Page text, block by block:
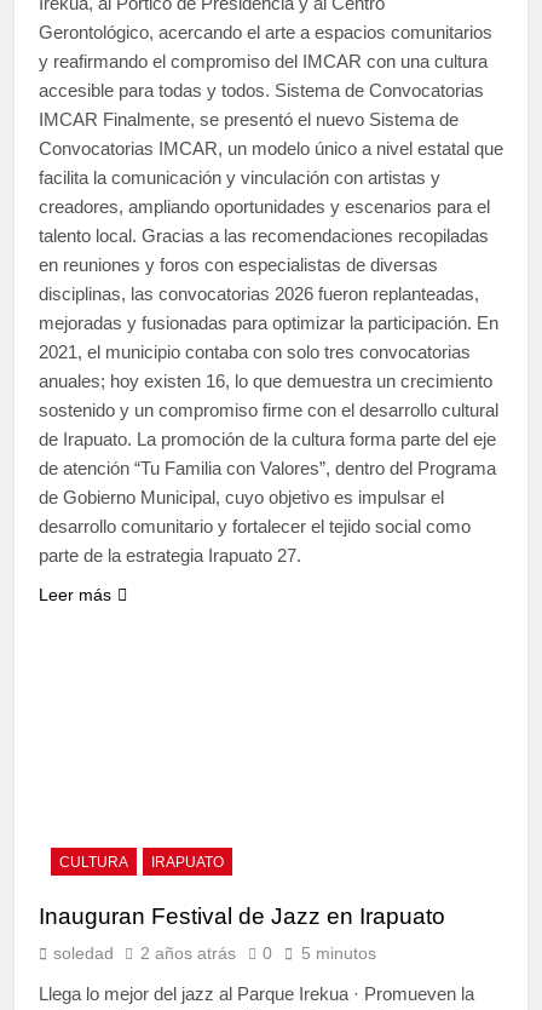
Gerontológico, acercando el arte a espacios comunitarios
y reafirmando el compromiso del IMCAR con una cultura
accesible para todas y todos. Sistema de Convocatorias
IMCAR Finalmente, se presentó el nuevo Sistema de
Convocatorias IMCAR, un modelo único a nivel estatal que
facilita la comunicación y vinculación con artistas y
creadores, ampliando oportunidades y escenarios para el
talento local. Gracias a las recomendaciones recopiladas
en reuniones y foros con especialistas de diversas
disciplinas, las convocatorias 2026 fueron replanteadas,
mejoradas y fusionadas para optimizar la participación. En
2021, el municipio contaba con solo tres convocatorias
anuales; hoy existen 16, lo que demuestra un crecimiento
sostenido y un compromiso firme con el desarrollo cultural
de Irapuato. La promoción de la cultura forma parte del eje
de atención “Tu Familia con Valores”, dentro del Programa
de Gobierno Municipal, cuyo objetivo es impulsar el
desarrollo comunitario y fortalecer el tejido social como
parte de la estrategia Irapuato 27.
Leer más
CULTURA IRAPUATO
Inauguran Festival de Jazz en Irapuato
soledad 2 años atrás 0 5 minutos
Llega lo mejor del jazz al Parque Irekua · Promueven la